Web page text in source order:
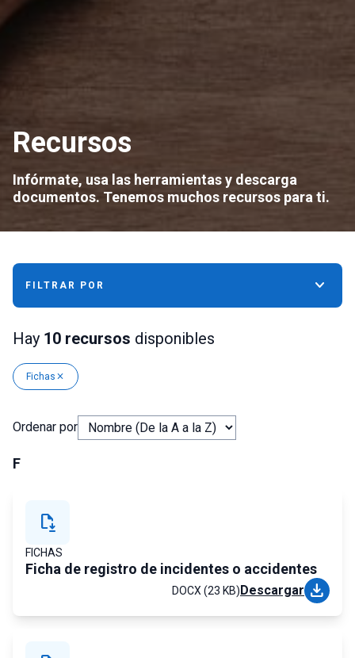
Recursos
Infórmate, usa las herramientas y descarga
documentos. Tenemos muchos recursos para ti.
FILTRAR POR keyboard_arrow_down
Hay 10 recursos disponibles
Fichas close
Ordenar por
F
file_save
FICHAS
Ficha de registro de incidentes o accidentes
DOCX (23 KB)Descargar download